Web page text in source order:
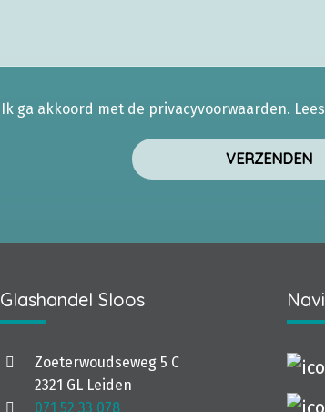
Ik ga akkoord met de privacyvoorwaarden.
Glashandel Sloos
Zoeterwoudseweg 5 C
2321 GL Leiden
071 52 33 078